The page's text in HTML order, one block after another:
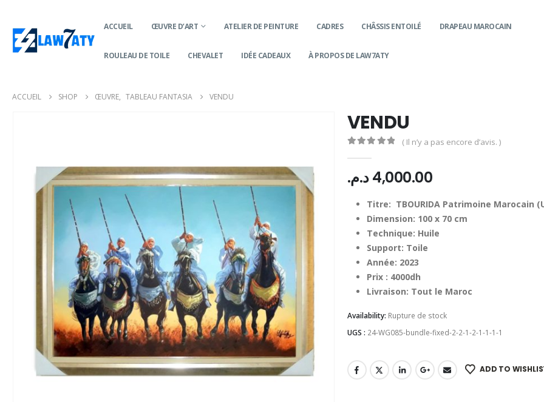
ACCUEIL ŒUVRE D’ART ATELIER DE PEINTURE CADRES CHÂSSIS ENTOILÉ DRAPEAU MAROCAIN
ROULEAU DE TOILE CHEVALET IDÉE CADEAUX À PROPOS DE LAW7ATY
ACCUEIL SHOP ŒUVRE, TABLEAU FANTASIA VENDU
VENDU
( Il n’y a pas encore d’avis. )
4,000.00د.م.
Titre: TBOURIDA Patrimoine Marocain
Dimension: 100 x 70 cm
Technique: Huile
Support: Toile
Année: 2023
Prix : 4000dh
Livraison: Tout le Maroc
Availability: Rupture de stock
UGS : 24-WG085-bundle-fixed-2-2-1-2-1-1-1-1
ADD TO